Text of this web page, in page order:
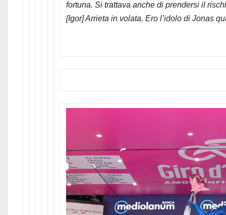
fortuna. Si trattava anche di prendersi il
[Igor] Arrieta in volata. Ero l’idolo di Jonas